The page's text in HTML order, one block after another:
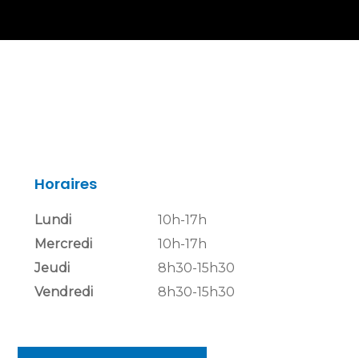
Horaires
Lundi
10h-17h
Mercredi
10h-17h
Jeudi
8h30-15h30
Vendredi
8h30-15h30